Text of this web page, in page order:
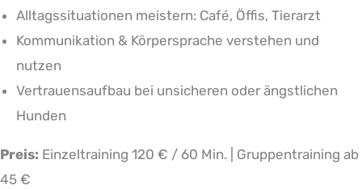
Alltagssituationen meistern: Café, Öffis, Tierarzt
Kommunikation & Körpersprache verstehen und
nutzen
Vertrauensaufbau bei unsicheren oder ängstlichen
Hunden
Preis: Einzeltraining 120 € / 60 Min. | Gruppentraining ab
45 €